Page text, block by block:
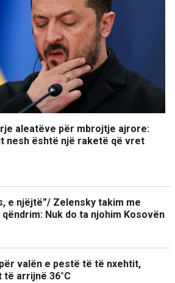
aleatëve për mbrojtje ajrore:
nesh është një raketë që vret
e njëjtë”/ Zelensky takim me
qëndrim: Nuk do ta njohim Kosovën
valën e pestë të të nxehtit,
arrijnë 36°C